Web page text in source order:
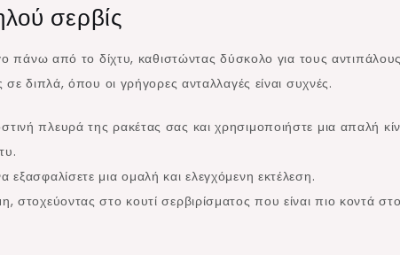
σερβίς
πάνω από το δίχτυ, καθιστώντας δύσκολο για τους
διπλά, όπου οι γρήγορες ανταλλαγές είναι συχνές.
πλευρά της ρακέτας σας και χρησιμοποιήστε μια απαλή
μια ομαλή και ελεγχόμενη εκτέλεση.
στοχεύοντας στο κουτί σερβιρίσματος που είναι πιο κοντά στο